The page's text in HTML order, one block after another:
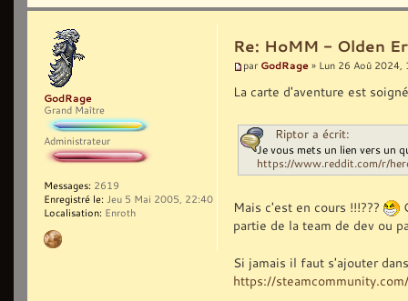
Re: HoMM - Olden
par GodRage » Lun 26 Aoû 2024,
La carte d'aventure est
Riptor a écrit:
Je vous mets un lien vers un
https://www.reddit.com/r/
Mais c'est en cours !!!???
partie de la team de dev ou
Si jamais il faut s'ajouter
https://
GodRage
Grand Maître
Administrateur
Messages: 2619
Enregistré le: Jeu 5 Mai 2005, 22:40
Localisation: Enroth